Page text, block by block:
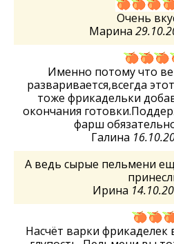
Очень
Марина
Именно потому что
разваривается,всегда
тоже фрикадельки
окончания
фарш
Галина
А ведь сырые пельмени
Ирина
Насчёт варки фрикаделек